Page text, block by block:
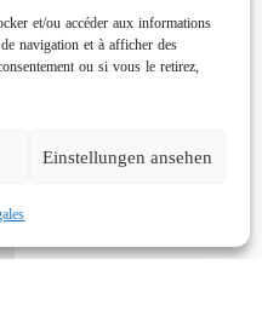
et/ou accéder aux informations
navigation et à afficher des
ou si vous le retirez,
Einstellungen ansehen